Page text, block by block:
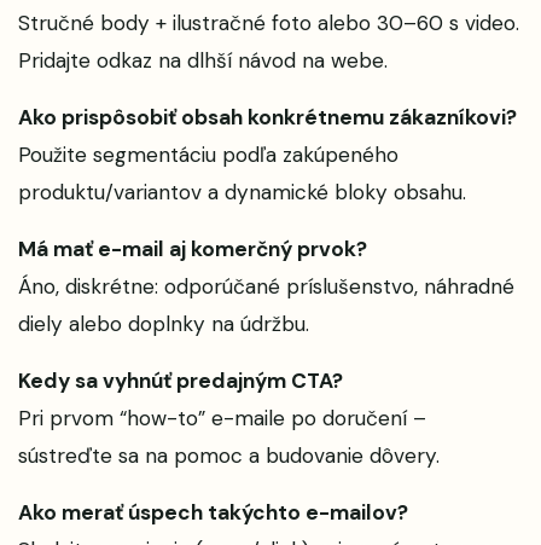
Stručné body + ilustračné foto alebo 30–60 s video.
Pridajte odkaz na dlhší návod na webe.
Ako prispôsobiť obsah konkrétnemu zákazníkovi?
Použite segmentáciu podľa zakúpeného
produktu/variantov a dynamické bloky obsahu.
Má mať e-mail aj komerčný prvok?
Áno, diskrétne: odporúčané príslušenstvo, náhradné
diely alebo doplnky na údržbu.
Kedy sa vyhnúť predajným CTA?
Pri prvom “how-to” e-maile po doručení –
sústreďte sa na pomoc a budovanie dôvery.
Ako merať úspech takýchto e-mailov?